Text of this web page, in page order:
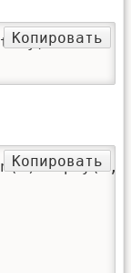
Копировать
laply(x,
Копировать